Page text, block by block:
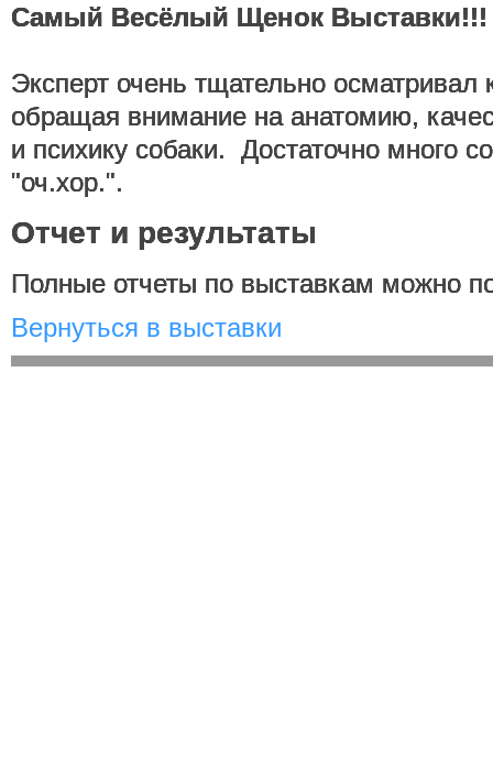
Самый Весёлый Щенок Выставки!!!
Эксперт очень тщательно осматривал
обращая внимание на анатомию,
и психику собаки. Достаточно много
"оч.хор.".
Отчет и результаты
Полные отчеты по выставкам можно
Вернуться в выставки